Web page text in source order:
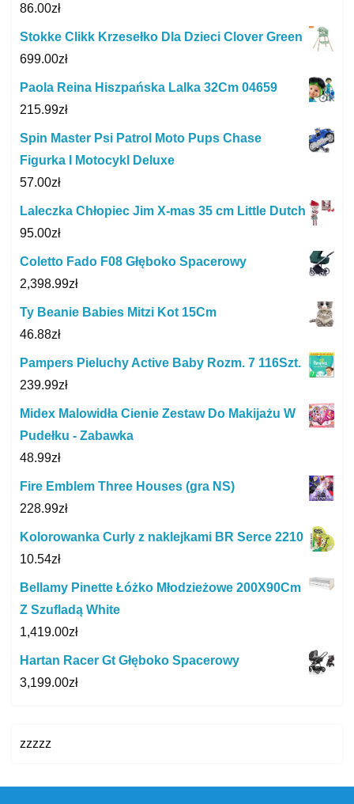
86.00zł
Stokke Clikk Krzesełko Dla Dzieci Clover Green
699.00zł
Paola Reina Hiszpańska Lalka 32Cm 04659
215.99zł
Spin Master Psi Patrol Moto Pups Chase
Figurka I Motocykl Deluxe
57.00zł
Laleczka Chłopiec Jim X-mas 35 cm Little Dutch
95.00zł
Coletto Fado F08 Głęboko Spacerowy
2,398.99zł
Ty Beanie Babies Mitzi Kot 15Cm
46.88zł
Pampers Pieluchy Active Baby Rozm. 7 116Szt.
239.99zł
Midex Malowidła Cienie Zestaw Do Makijażu W
Pudełku - Zabawka
48.99zł
Fire Emblem Three Houses (gra NS)
228.99zł
Kolorowanka Curly z naklejkami BR Serce 2210
10.54zł
Bellamy Pinette Łóżko Młodzieżowe 200X90Cm
Z Szufladą White
1,419.00zł
Hartan Racer Gt Głęboko Spacerowy
3,199.00zł
zzzzz